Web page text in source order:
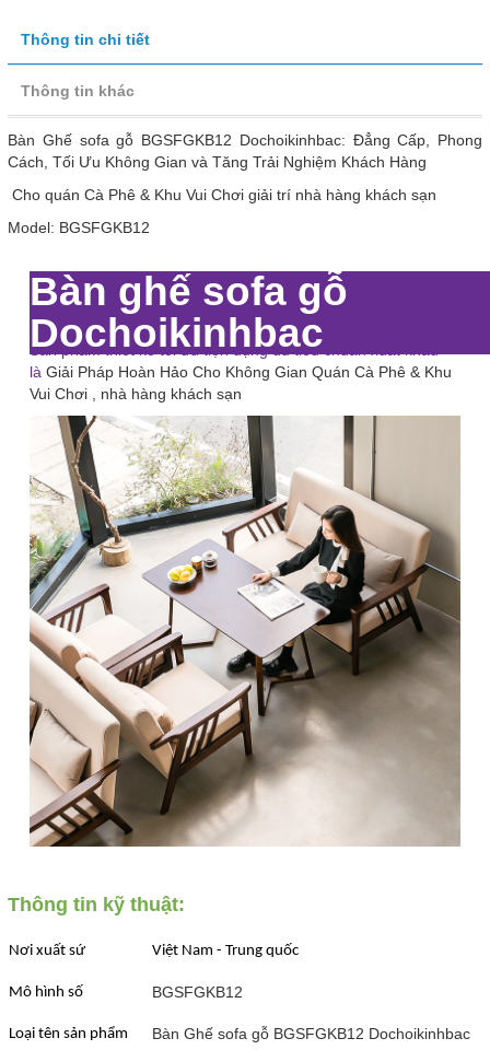
Thông tin chi tiết
Thông tin khác
Bàn Ghế sofa gỗ BGSFGKB12 Dochoikinhbac: Đẳng Cấp, Phong
Cách, Tối Ưu Không Gian và Tăng Trải Nghiệm Khách Hàng
Cho quán Cà Phê & Khu Vui Chơi giải trí nhà hàng khách sạn
Model: BGSFGKB12
Bàn ghế sofa gỗ
Dochoikinhbac
Sản phẩm thiết kế tối ưu tiện dụng đủ tiêu chuẩn xuất khẩu
là Giải Pháp Hoàn Hảo Cho Không Gian Quán Cà Phê & Khu
Vui Chơi , nhà hàng khách sạn
Thông tin kỹ thuật:
Nơi xuất sứ Việt Nam - Trung quốc
Mô hình số BGSFGKB12
Loại tên sản phẩm Bàn Ghế sofa gỗ BGSFGKB12 Dochoikinhbac